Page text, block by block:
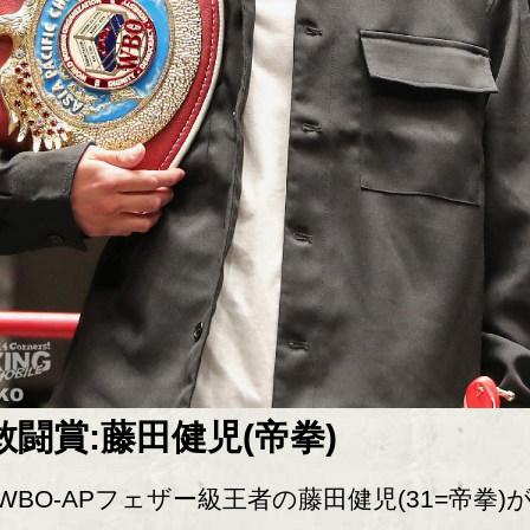
闘賞:藤田健児(帝拳)
APフェザー級王者の藤田健児(31=帝拳)